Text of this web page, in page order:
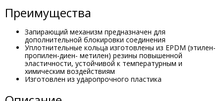
Преимущества
Запирающий механизм предназначен для
дополнительной блокировки соединения
Уплотнительные кольца изготовлены из EPDM (этилен-
пропилен-диен- метилен) резины повышенной
эластичности, устойчивой к температурным и
химическим воздействиям
Изготовлен из ударопрочного пластика